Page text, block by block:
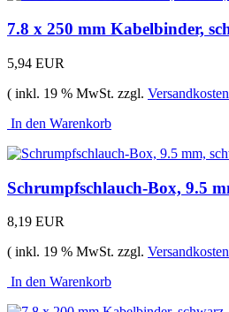
7.8 x 250 mm Kabelbinder,
5,94 EUR
( inkl. 19 % MwSt. zzgl. Versandkosten
In den Warenkorb
Schrumpfschlauch-Box, 9.5
8,19 EUR
( inkl. 19 % MwSt. zzgl. Versandkosten
In den Warenkorb